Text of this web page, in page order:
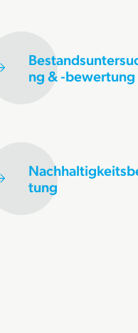
ng & -bewertung
tung